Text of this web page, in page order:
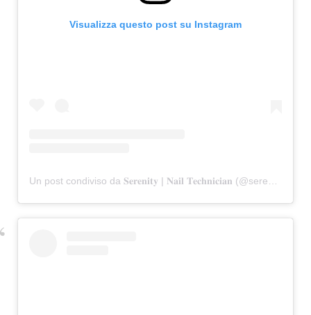
Visualizza questo post su Instagram
Un post condiviso da 𝐒𝐞𝐫𝐞𝐧𝐢𝐭𝐲 | 𝐍𝐚𝐢𝐥 𝐓𝐞𝐜𝐡𝐧𝐢𝐜𝐢𝐚𝐧 (@serenitywithpaige)